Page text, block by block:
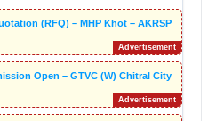
(RFQ) – MHP Khot – AKRSP
Open – GTVC (W) Chitral City